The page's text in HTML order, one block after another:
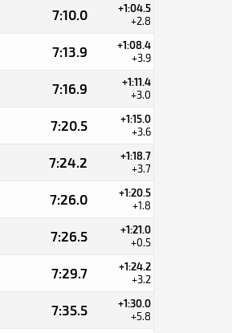
7:10.0 +1:04.5
+2.8
7:13.9 +1:08.4
+3.9
7:16.9 +1:11.4
+3.0
7:20.5 +1:15.0
+3.6
7:24.2 +1:18.7
+3.7
7:26.0 +1:20.5
+1.8
7:26.5 +1:21.0
+0.5
7:29.7 +1:24.2
+3.2
7:35.5 +1:30.0
+5.8